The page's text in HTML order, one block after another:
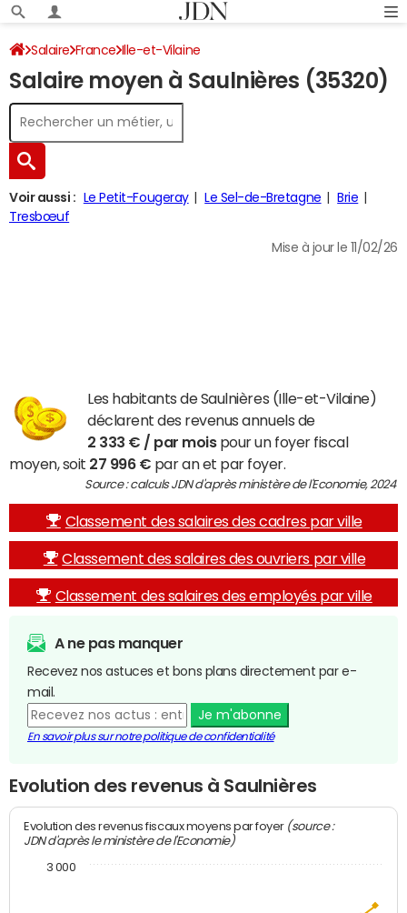
Salaire France Ille-et-Vilaine
Salaire moyen à Saulnières (35320)
Voir aussi : Le Petit-Fougeray Le Sel-de-Bretagne
Brie
Tresbœuf
Mise à jour le 11/02/26
Les habitants de Saulnières (Ille-et-Vilaine)
déclarent des revenus annuels de
2 333 € / par moispour un foyer fiscal
moyen, soit 27 996 € par an et par foyer.
Source : calculs JDN d'après ministère de l'Economie, 2024
Classement des salaires des cadres par ville
Classement des salaires des ouvriers par ville
Classement des salaires des employés par ville
A ne pas manquer
Recevez nos astuces et bons plans directement par e-
mail.
Je m'abonne
En savoir plus sur notre politique de confidentialité
Evolution des revenus à Saulnières
Evolution des revenus fiscaux moyens par foyer (source :
JDN d'après le ministère de l'Economie)
3 000